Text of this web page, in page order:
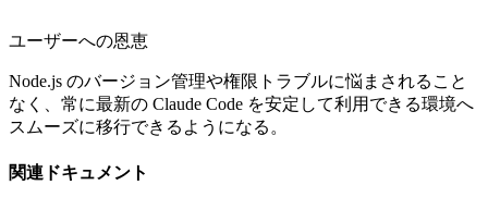
ユーザーへの恩恵
Node.js のバージョン管理や権限トラブルに悩まされること
なく、常に最新の Claude Code を安定して利用できる環境へ
スムーズに移行できるようになる。
関連ドキュメント